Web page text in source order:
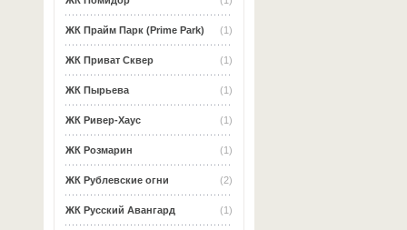
(1)
ЖК Прайм Парк (Prime Park)
(1)
ЖК Приват Сквер
(1)
ЖК Пырьева
(1)
ЖК Ривер-Хаус
(1)
ЖК Розмарин
(2)
ЖК Рублевские огни
(1)
ЖК Русский Авангард